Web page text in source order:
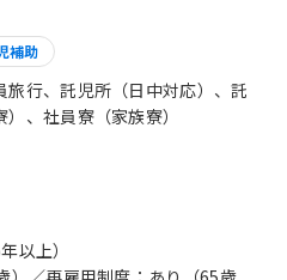
補助
行、託児所（日中対応）、託
、社員寮（家族寮）
以上）